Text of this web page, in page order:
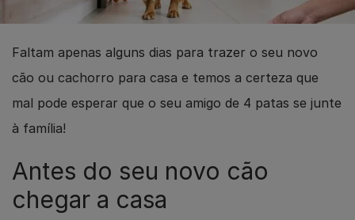
Faltam apenas alguns dias para trazer o seu novo
cão ou cachorro para casa e temos a certeza que
mal pode esperar que o seu amigo de 4 patas se junte
à família!
Antes do seu novo cão
chegar a casa